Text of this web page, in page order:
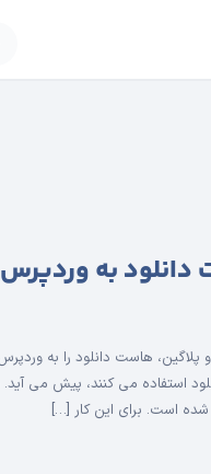
به وردپرس
پلاگین، هاست دانلود را به
استفاده می کنند، پیش می
شده است. برای این کار […]